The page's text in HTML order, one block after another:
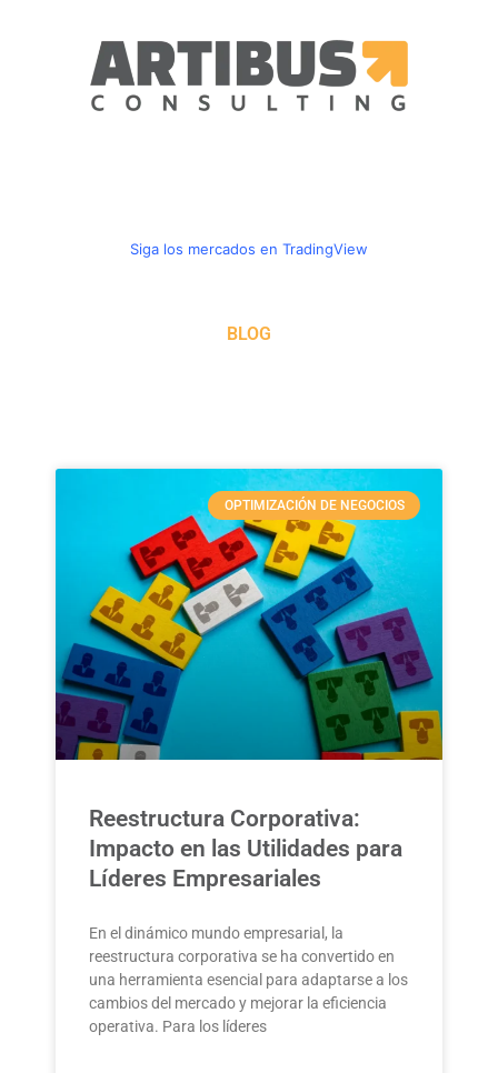
Siga los mercados en TradingView
BLOG
OPTIMIZACIÓN DE NEGOCIOS
Reestructura Corporativa:
Impacto en las Utilidades para
Líderes Empresariales
En el dinámico mundo empresarial, la
reestructura corporativa se ha convertido en
una herramienta esencial para adaptarse a los
cambios del mercado y mejorar la eficiencia
operativa. Para los líderes
PagePagePagePage